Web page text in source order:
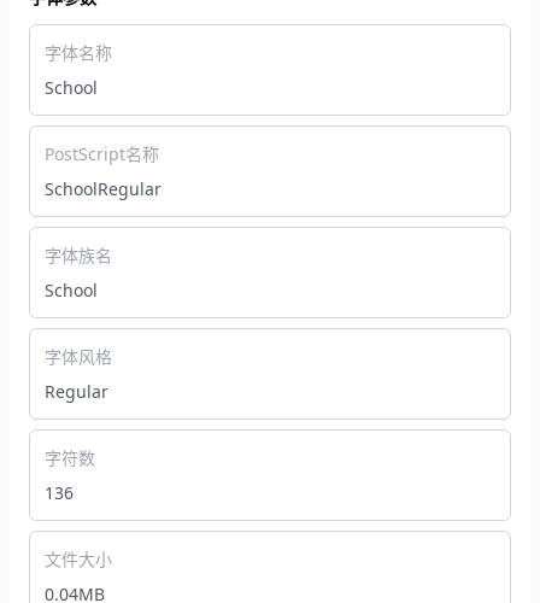
字体名称
School
PostScript名称
SchoolRegular
字体族名
School
字体风格
Regular
字符数
136
文件大小
0.04MB